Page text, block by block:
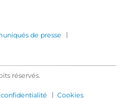
de presse |
réservés.
| Cookies